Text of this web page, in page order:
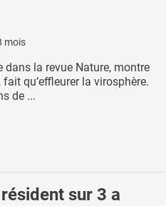
mois
dans la revue Nature, montre
qu’effleurer la virosphère.
de ...
sur 3 a